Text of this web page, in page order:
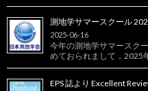
測地学サマースクール
2025-06-16
今年の測地学サマースク
めておられまして，2025
EPS 誌より Excellent